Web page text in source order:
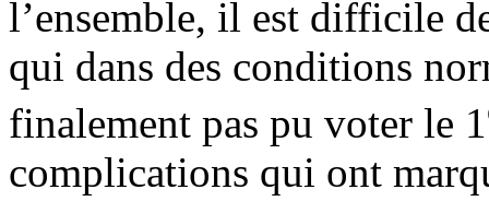
l’ensemble, il est difficile
qui dans des conditions
finalement pas pu voter le 1
complications qui ont